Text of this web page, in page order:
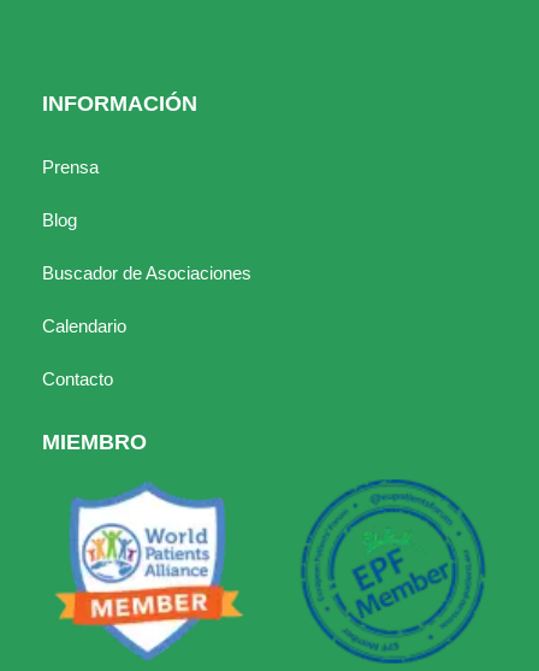
INFORMACIÓN
Prensa
Blog
Buscador de Asociaciones
Calendario
Contacto
MIEMBRO